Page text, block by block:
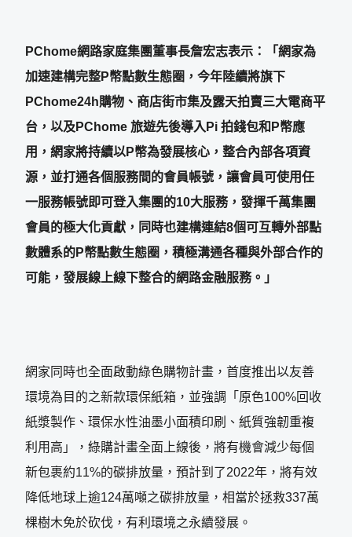
PChome網路家庭集團董事長詹宏志表示：「網家為
加速建構完整P幣點數生態圈，今年陸續將旗下
PChome24h購物、商店街市集及露天拍賣三大電商平
台，以及PChome 旅遊先後導入Pi 拍錢包和P幣應
用，網家將持續以P幣為發展核心，整合內部各項資
源，並打通各個服務間的會員帳號，讓會員可使用任
一服務帳號即可登入集團的10大服務，發揮千萬集團
會員的極大化貢獻，同時也建構連結8個可互轉外部點
數體系的P幣點數生態圈，積極溝通各種與外部合作的
可能，發展線上線下整合的網路金融服務。」
網家同時也全面啟動綠色購物計畫，首度推出以友善
環境為目的之新款環保紙箱，並強調「原色100%回收
紙漿製作、環保水性油墨小面積印刷、紙質強韌重複
利用高」，綠購計畫全面上線後，將有機會減少每個
新包裹約11%的碳排放量，預計到了2022年，將有效
降低地球上逾124萬噸之碳排放量，相當於拯救337萬
棵樹木免於砍伐，有利環境之永續發展。